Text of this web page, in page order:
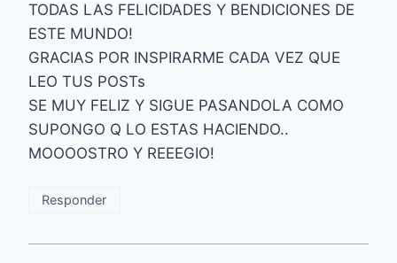
TODAS LAS FELICIDADES Y BENDICIONES DE
ESTE MUNDO!
GRACIAS POR INSPIRARME CADA VEZ QUE
LEO TUS POSTs
SE MUY FELIZ Y SIGUE PASANDOLA COMO
SUPONGO Q LO ESTAS HACIENDO..
MOOOOSTRO Y REEEGIO!
Responder